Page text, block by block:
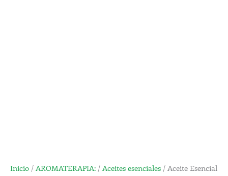
Inicio / AROMATERAPIA: / Aceites esenciales / Aceite Esencial